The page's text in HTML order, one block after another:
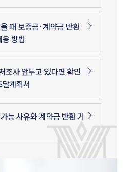
때 보증금·계약금 반환
방법
조사 앞두고 있다면 확인
계획서
능 사유와 계약금 반환 기